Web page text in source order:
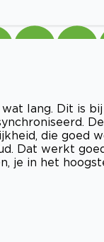
lang. Dit is
die goed
Dat werkt
je in het